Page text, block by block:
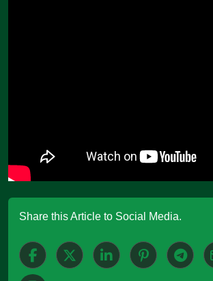
Share this Article to Social Media.